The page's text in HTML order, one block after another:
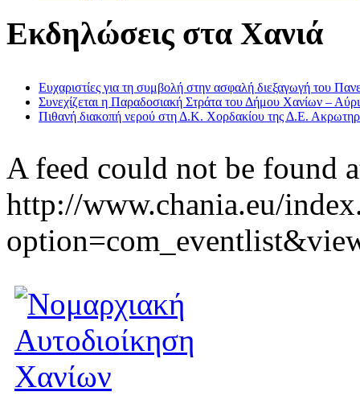
Εκδηλώσεις στα Χανιά
Ευχαριστίες για τη συμβολή στην ασφαλή διεξαγωγή του
Συνεχίζεται η Παραδοσιακή Στράτα του Δήμου Χανίων –
Πιθανή διακοπή νερού στη Δ.Κ. Χορδακίου της Δ.Ε.
A feed could not be found
http://www.chania.eu/